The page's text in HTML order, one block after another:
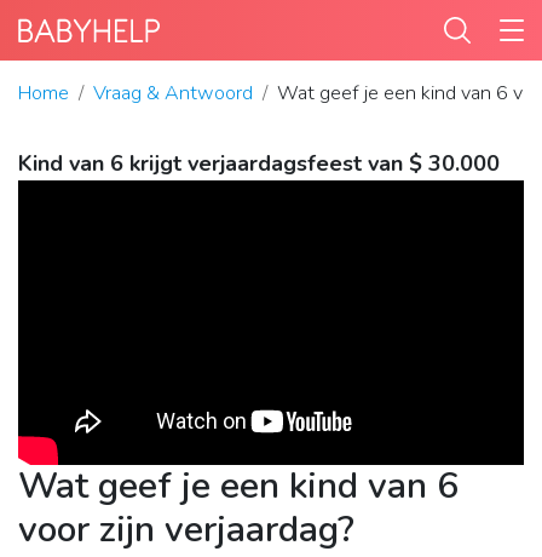
Home Vraag & Antwoord Wat geef je een kind van 6
Kind van 6 krijgt verjaardagsfeest van $ 30.000
Wat geef je een kind van 6
voor zijn verjaardag?